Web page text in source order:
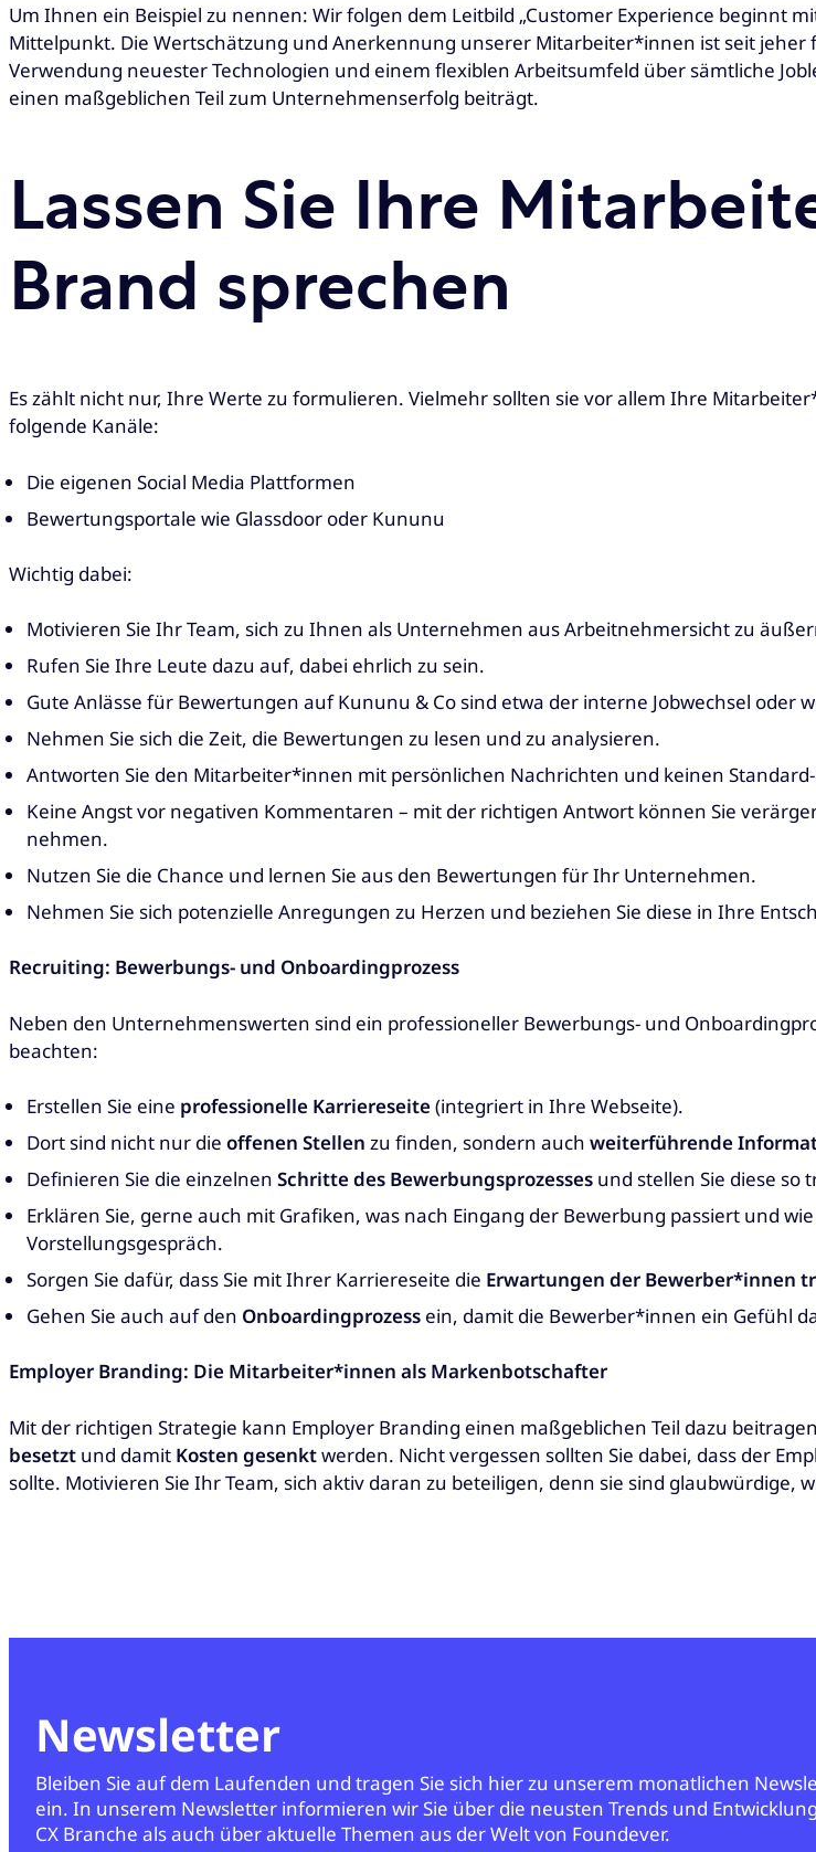
Um Ihnen ein Beispiel zu nennen: Wir folgen dem Leitbild „Customer Experience beginnt
Mittelpunkt. Die Wertschätzung und Anerkennung unserer Mitarbeiter*innen ist seit
Verwendung neuester Technologien und einem flexiblen Arbeitsumfeld über sämtliche
einen maßgeblichen Teil zum Unternehmenserfolg beiträgt.
Lassen Sie Ihre
Brand sprechen
Es zählt nicht nur, Ihre Werte zu formulieren. Vielmehr sollten sie vor allem Ihre
folgende Kanäle:
Die eigenen Social Media Plattformen
Bewertungsportale wie Glassdoor oder Kununu
Wichtig dabei:
Motivieren Sie Ihr Team, sich zu Ihnen als Unternehmen aus Arbeitnehmersicht zu
Rufen Sie Ihre Leute dazu auf, dabei ehrlich zu sein.
Gute Anlässe für Bewertungen auf Kununu & Co sind etwa der interne Jobwechsel
Nehmen Sie sich die Zeit, die Bewertungen zu lesen und zu analysieren.
Antworten Sie den Mitarbeiter*innen mit persönlichen Nachrichten und keinen
Keine Angst vor negativen Kommentaren – mit der richtigen Antwort können Sie
nehmen.
Nutzen Sie die Chance und lernen Sie aus den Bewertungen für Ihr Unternehmen.
Nehmen Sie sich potenzielle Anregungen zu Herzen und beziehen Sie diese in Ihre
Recruiting: Bewerbungs- und Onboardingprozess
Neben den Unternehmenswerten sind ein professioneller Bewerbungs- und
beachten:
Erstellen Sie eine professionelle Karriereseite (integriert in Ihre Webseite).
Dort sind nicht nur die offenen Stellen zu finden, sondern auch weiterführende
Definieren Sie die einzelnen Schritte des Bewerbungsprozesses und stellen Sie diese so
Erklären Sie, gerne auch mit Grafiken, was nach Eingang der Bewerbung passiert und
Vorstellungsgespräch.
Sorgen Sie dafür, dass Sie mit Ihrer Karriereseite die Erwartungen der Bewerber*innen
Gehen Sie auch auf den Onboardingprozess ein, damit die Bewerber*innen ein Gefühl
Employer Branding: Die Mitarbeiter*innen als Markenbotschafter
Mit der richtigen Strategie kann Employer Branding einen maßgeblichen Teil dazu
besetzt und damit Kosten gesenktwerden. Nicht vergessen sollten Sie dabei, dass der
sollte. Motivieren Sie Ihr Team, sich aktiv daran zu beteiligen, denn sie sind glaubwürdige,
Newsletter
Bleiben Sie auf dem Laufenden und tragen Sie sich hier zu unserem monatlichen
ein. In unserem Newsletter informieren wir Sie über die neusten Trends und
CX Branche als auch über aktuelle Themen aus der Welt von Foundever.